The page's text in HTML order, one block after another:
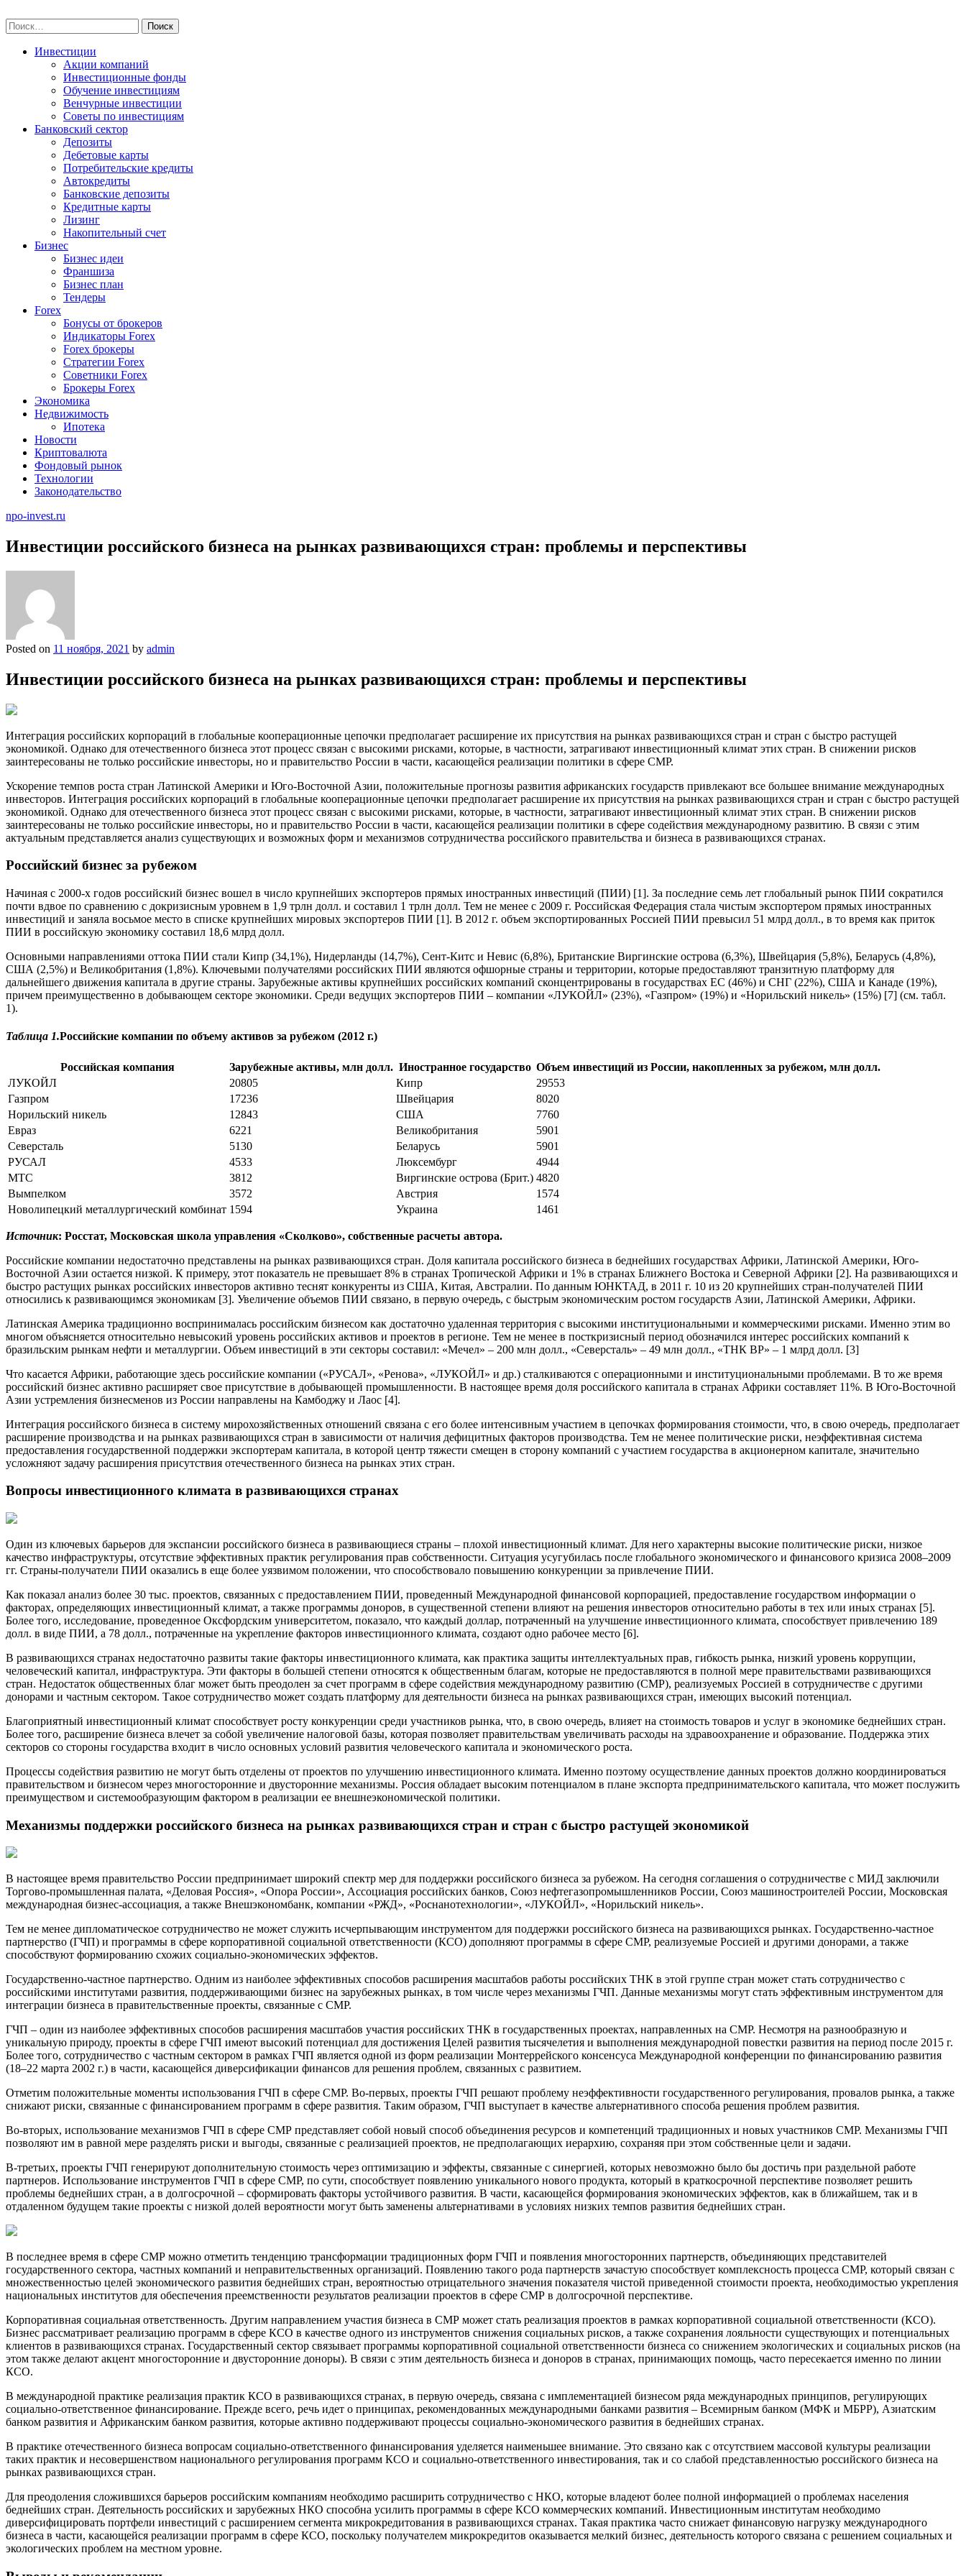
to
content
Найти:
Инвестиции
Акции компаний
Инвестиционные фонды
Обучение инвестициям
Венчурные инвестиции
Советы по инвестициям
Банковский сектор
Депозиты
Дебетовые карты
Потребительские кредиты
Автокредиты
Банковские депозиты
Кредитные карты
Лизинг
Накопительный счет
Бизнес
Бизнес идеи
Франшиза
Бизнес план
Тендеры
Forex
Бонусы от брокеров
Индикаторы Forex
Forex брокеры
Стратегии Forex
Советники Forex
Брокеры Forex
Экономика
Недвижимость
Ипотека
Новости
Криптовалюта
Фондовый рынок
Технологии
Законодательство
npo-invest.ru
Инвестиции российского бизнеса на рынках развивающихся стран: проблемы и перспективы
Posted on 11 ноября, 2021 by admin
Инвестиции российского бизнеса на рынках развивающихся стран: проблемы и перспективы
Интеграция российских корпораций в глобальные кооперационные цепочки предполагает расширение их присутствия на рынках развивающихся стран и стран с быстро растущей
экономикой. Однако для отечественного бизнеса этот процесс связан с высокими рисками, которые, в частности, затрагивают инвестиционный климат этих стран. В снижении рисков
заинтересованы не только российские инвесторы, но и правительство России в части, касающейся реализации политики в сфере СМР.
Ускорение темпов роста стран Латинской Америки и Юго-Восточной Азии, положительные прогнозы развития африканских государств привлекают все большее внимание международных
инвесторов. Интеграция российских корпораций в глобальные кооперационные цепочки предполагает расширение их присутствия на рынках развивающихся стран и стран с быстро растущей
экономикой. Однако для отечественного бизнеса этот процесс связан с высокими рисками, которые, в частности, затрагивают инвестиционный климат этих стран. В снижении рисков
заинтересованы не только российские инвесторы, но и правительство России в части, касающейся реализации политики в сфере содействия международному развитию. В связи с этим
актуальным представляется анализ существующих и возможных форм и механизмов сотрудничества российского правительства и бизнеса в развивающихся странах.
Российский бизнес за рубежом
Начиная с 2000-х годов российский бизнес вошел в число крупнейших экспортеров прямых иностранных инвестиций (ПИИ) [1]. За последние семь лет глобальный рынок ПИИ сократился
почти вдвое по сравнению с докризисным уровнем в 1,9 трлн долл. и составил 1 трлн долл. Тем не менее с 2009 г. Российская Федерация стала чистым экспортером прямых иностранных
инвестиций и заняла восьмое место в списке крупнейших мировых экспортеров ПИИ [1]. В 2012 г. объем экспортированных Россией ПИИ превысил 51 млрд долл., в то время как приток
ПИИ в российскую экономику составил 18,6 млрд долл.
Основными направлениями оттока ПИИ стали Кипр (34,1%), Нидерланды (14,7%), Сент-Китс и Невис (6,8%), Британские Виргинские острова (6,3%), Швейцария (5,8%), Беларусь (4,8%),
США (2,5%) и Великобритания (1,8%). Ключевыми получателями российских ПИИ являются офшорные страны и территории, которые предоставляют транзитную платформу для
дальнейшего движения капитала в другие страны. Зарубежные активы крупнейших российских компаний сконцентрированы в государствах ЕС (46%) и СНГ (22%), США и Канаде (19%),
причем преимущественно в добывающем секторе экономики. Среди ведущих экспортеров ПИИ – компании «ЛУКОЙЛ» (23%), «Газпром» (19%) и «Норильский никель» (15%) [7] (см. табл.
1).
Таблица 1.Российские компании по объему активов за рубежом (2012 г.)
Российская компания Зарубежные активы, млн долл. Иностранное государство Объем инвестиций из России, накопленных за рубежом, млн долл.
ЛУКОЙЛ
20805 Кипр
29553
Газпром
17236 Швейцария
8020
Норильский никель
12843 США
7760
Евраз
6221 Великобритания
5901
Северсталь
5130 Беларусь
5901
РУСАЛ
4533 Люксембург
4944
МТС
3812 Виргинские острова (Брит.) 4820
Вымпелком
3572 Австрия
1574
Новолипецкий металлургический комбинат 1594 Украина 1461
Источник: Росстат, Московская школа управления «Сколково», собственные расчеты автора.
Российские компании недостаточно представлены на рынках развивающихся стран. Доля капитала российского бизнеса в беднейших государствах Африки, Латинской Америки, Юго-
Восточной Азии остается низкой. К примеру, этот показатель не превышает 8% в странах Тропической Африки и 1% в странах Ближнего Востока и Северной Африки [2]. На развивающихся и
быстро растущих рынках российских инвесторов активно теснят конкуренты из США, Китая, Австралии. По данным ЮНКТАД, в 2011 г. 10 из 20 крупнейших стран-получателей ПИИ
относились к развивающимся экономикам [3]. Увеличение объемов ПИИ связано, в первую очередь, с быстрым экономическим ростом государств Азии, Латинской Америки, Африки.
Латинская Америка традиционно воспринималась российским бизнесом как достаточно удаленная территория с высокими институциональными и коммерческими рисками. Именно этим во
многом объясняется относительно невысокий уровень российских активов и проектов в регионе. Тем не менее в посткризисный период обозначился интерес российских компаний к
бразильским рынкам нефти и металлургии. Объем инвестиций в эти секторы составил: «Мечел» – 200 млн долл., «Северсталь» – 49 млн долл., «ТНК BP» – 1 млрд долл. [3]
Что касается Африки, работающие здесь российские компании («РУСАЛ», «Ренова», «ЛУКОЙЛ» и др.) сталкиваются с операционными и институциональными проблемами. В то же время
российский бизнес активно расширяет свое присутствие в добывающей промышленности. В настоящее время доля российского капитала в странах Африки составляет 11%. В Юго-Восточной
Азии устремления бизнесменов из России направлены на Камбоджу и Лаос [4].
Интеграция российского бизнеса в систему мирохозяйственных отношений связана с его более интенсивным участием в цепочках формирования стоимости, что, в свою очередь, предполагает
расширение производства и на рынках развивающихся стран в зависимости от наличия дефицитных факторов производства. Тем не менее политические риски, неэффективная система
предоставления государственной поддержки экспортерам капитала, в которой центр тяжести смещен в сторону компаний с участием государства в акционерном капитале, значительно
усложняют задачу расширения присутствия отечественного бизнеса на рынках этих стран.
Вопросы инвестиционного климата в развивающихся странах
Один из ключевых барьеров для экспансии российского бизнеса в развивающиеся страны – плохой инвестиционный климат. Для него характерны высокие политические риски, низкое
качество инфраструктуры, отсутствие эффективных практик регулирования прав собственности. Ситуация усугубилась после глобального экономического и финансового кризиса 2008–2009
гг. Страны-получатели ПИИ оказались в еще более уязвимом положении, что способствовало повышению конкуренции за привлечение ПИИ.
Как показал анализ более 30 тыс. проектов, связанных с предоставлением ПИИ, проведенный Международной финансовой корпорацией, предоставление государством информации о
факторах, определяющих инвестиционный климат, а также программы доноров, в существенной степени влияют на решения инвесторов относительно работы в тех или иных странах [5].
Более того, исследование, проведенное Оксфордским университетом, показало, что каждый доллар, потраченный на улучшение инвестиционного климата, способствует привлечению 189
долл. в виде ПИИ, а 78 долл., потраченные на укрепление факторов инвестиционного климата, создают одно рабочее место [6].
В развивающихся странах недостаточно развиты такие факторы инвестиционного климата, как практика защиты интеллектуальных прав, гибкость рынка, низкий уровень коррупции,
человеческий капитал, инфраструктура. Эти факторы в большей степени относятся к общественным благам, которые не предоставляются в полной мере правительствами развивающихся
стран. Недостаток общественных благ может быть преодолен за счет программ в сфере содействия международному развитию (СМР), реализуемых Россией в сотрудничестве с другими
донорами и частным сектором. Такое сотрудничество может создать платформу для деятельности бизнеса на рынках развивающихся стран, имеющих высокий потенциал.
Благоприятный инвестиционный климат способствует росту конкуренции среди участников рынка, что, в свою очередь, влияет на стоимость товаров и услуг в экономике беднейших стран.
Более того, расширение бизнеса влечет за собой увеличение налоговой базы, которая позволяет правительствам увеличивать расходы на здравоохранение и образование. Поддержка этих
секторов со стороны государства входит в число основных условий развития человеческого капитала и экономического роста.
Процессы содействия развитию не могут быть отделены от проектов по улучшению инвестиционного климата. Именно поэтому осуществление данных проектов должно координироваться
правительством и бизнесом через многосторонние и двусторонние механизмы. Россия обладает высоким потенциалом в плане экспорта предпринимательского капитала, что может послужить
преимуществом и системообразующим фактором в реализации ее внешнеэкономической политики.
Механизмы поддержки российского бизнеса на рынках развивающихся стран и стран с быстро растущей экономикой
В настоящее время правительство России предпринимает широкий спектр мер для поддержки российского бизнеса за рубежом. На сегодня соглашения о сотрудничестве с МИД заключили
Торгово-промышленная палата, «Деловая Россия», «Опора России», Ассоциация российских банков, Союз нефтегазопромышленников России, Союз машиностроителей России, Московская
международная бизнес-ассоциация, а также Внешэкономбанк, компании «РЖД», «Роснанотехнологии», «ЛУКОЙЛ», «Норильский никель».
Тем не менее дипломатическое сотрудничество не может служить исчерпывающим инструментом для поддержки российского бизнеса на развивающихся рынках. Государственно-частное
партнерство (ГЧП) и программы в сфере корпоративной социальной ответственности (КСО) дополняют программы в сфере СМР, реализуемые Россией и другими донорами, а также
способствуют формированию схожих социально-экономических эффектов.
Государственно-частное партнерство. Одним из наиболее эффективных способов расширения масштабов работы российских ТНК в этой группе стран может стать сотрудничество с
российскими институтами развития, поддерживающими бизнес на зарубежных рынках, в том числе через механизмы ГЧП. Данные механизмы могут стать эффективным инструментом для
интеграции бизнеса в правительственные проекты, связанные с СМР.
ГЧП – один из наиболее эффективных способов расширения масштабов участия российских ТНК в государственных проектах, направленных на СМР. Несмотря на разнообразную и
уникальную природу, проекты в сфере ГЧП имеют высокий потенциал для достижения Целей развития тысячелетия и выполнения международной повестки развития на период после 2015 г.
Более того, сотрудничество с частным сектором в рамках ГЧП является одной из форм реализации Монтеррейского консенсуса Международной конференции по финансированию развития
(18–22 марта 2002 г.) в части, касающейся диверсификации финансов для решения проблем, связанных с развитием.
Отметим положительные моменты использования ГЧП в сфере СМР. Во-первых, проекты ГЧП решают проблему неэффективности государственного регулирования, провалов рынка, а также
снижают риски, связанные с финансированием программ в сфере развития. Таким образом, ГЧП выступает в качестве альтернативного способа решения проблем развития.
Во-вторых, использование механизмов ГЧП в сфере СМР представляет собой новый способ объединения ресурсов и компетенций традиционных и новых участников СМР. Механизмы ГЧП
позволяют им в равной мере разделять риски и выгоды, связанные с реализацией проектов, не предполагающих иерархию, сохраняя при этом собственные цели и задачи.
В-третьих, проекты ГЧП генерируют дополнительную стоимость через оптимизацию и эффекты, связанные с синергией, которых невозможно было бы достичь при раздельной работе
партнеров. Использование инструментов ГЧП в сфере СМР, по сути, способствует появлению уникального нового продукта, который в краткосрочной перспективе позволяет решить
проблемы беднейших стран, а в долгосрочной – сформировать факторы устойчивого развития. В части, касающейся формирования экономических эффектов, как в ближайшем, так и в
отдаленном будущем такие проекты с низкой долей вероятности могут быть заменены альтернативами в условиях низких темпов развития беднейших стран.
В последнее время в сфере СМР можно отметить тенденцию трансформации традиционных форм ГЧП и появления многосторонних партнерств, объединяющих представителей
государственного сектора, частных компаний и неправительственных организаций. Появлению такого рода партнерств зачастую способствует комплексность процесса СМР, который связан с
множественностью целей экономического развития беднейших стран, вероятностью отрицательного значения показателя чистой приведенной стоимости проекта, необходимостью укрепления
национальных институтов для обеспечения преемственности результатов реализации проектов в сфере СМР в долгосрочной перспективе.
Корпоративная социальная ответственность. Другим направлением участия бизнеса в СМР может стать реализация проектов в рамках корпоративной социальной ответственности (КСО).
Бизнес рассматривает реализацию программ в сфере КСО в качестве одного из инструментов снижения социальных рисков, а также сохранения лояльности существующих и потенциальных
клиентов в развивающихся странах. Государственный сектор связывает программы корпоративной социальной ответственности бизнеса со снижением экологических и социальных рисков (на
этом также делают акцент многосторонние и двусторонние доноры). В связи с этим деятельность бизнеса и доноров в странах, принимающих помощь, часто пересекается именно по линии
КСО.
В международной практике реализация практик КСО в развивающихся странах, в первую очередь, связана с имплементацией бизнесом ряда международных принципов, регулирующих
социально-ответственное финансирование. Прежде всего, речь идет о принципах, рекомендованных международными банками развития – Всемирным банком (МФК и МБРР), Азиатским
банком развития и Африканским банком развития, которые активно поддерживают процессы социально-экономического развития в беднейших странах.
В практике отечественного бизнеса вопросам социально-ответственного финансирования уделяется наименьшее внимание. Это связано как с отсутствием массовой культуры реализации
таких практик и несовершенством национального регулирования программ КСО и социально-ответственного инвестирования, так и со слабой представленностью российского бизнеса на
рынках развивающихся стран.
Для преодоления сложившихся барьеров российским компаниям необходимо расширить сотрудничество с НКО, которые владеют более полной информацией о проблемах населения
беднейших стран. Деятельность российских и зарубежных НКО способна усилить программы в сфере КСО коммерческих компаний. Инвестиционным институтам необходимо
диверсифицировать портфели инвестиций с расширением сегмента микрокредитования в развивающихся странах. Такая практика часто снижает финансовую нагрузку международного
бизнеса в части, касающейся реализации программ в сфере КСО, поскольку получателем микрокредитов оказывается мелкий бизнес, деятельность которого связана с решением социальных и
экологических проблем на местном уровне.